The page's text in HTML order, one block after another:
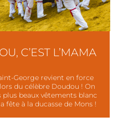
C’EST L’MAMA
George revient en force
du célèbre Doudou ! On
beaux vêtements blanc
fête à la ducasse de Mons !